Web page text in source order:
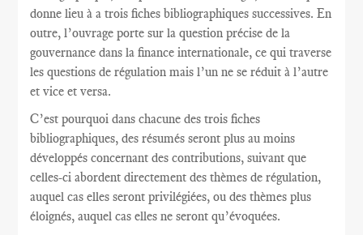
donne lieu à a trois fiches bibliographiques successives. En
outre, l’ouvrage porte sur la question précise de la
gouvernance dans la finance internationale, ce qui traverse
les questions de régulation mais l’un ne se réduit à l’autre
et vice et versa.
C’est pourquoi dans chacune des trois fiches
bibliographiques, des résumés seront plus au moins
développés concernant des contributions, suivant que
celles-ci abordent directement des thèmes de régulation,
auquel cas elles seront privilégiées, ou des thèmes plus
éloignés, auquel cas elles ne seront qu’évoquées.